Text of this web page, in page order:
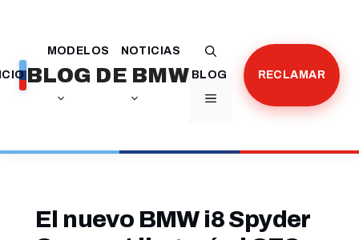
contenido
BLOG DE BMW
MENÚ
MODELOS
NOTICIAS
BLOG
RECLAMAR
El nuevo BMW i8 Spyder